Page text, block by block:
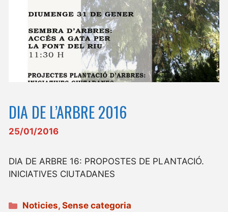
DIA DE L’ARBRE 2016
25/01/2016
DIA DE ARBRE 16: PROPOSTES DE PLANTACIÓ.
INICIATIVES CIUTADANES
Categories
Noticies,Sense categoria